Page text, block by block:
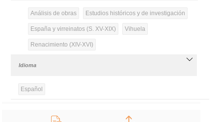
Análisis de obras Estudios históricos y de investigación
España y virreinatos (S. XV-XIX) Vihuela
Renacimiento (XIV-XVI)
Idioma
Español